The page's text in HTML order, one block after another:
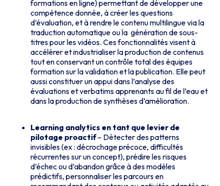
formations en ligne) permettant de développer une
compétence donnée, à créer les questions
d’évaluation, et à rendre le contenu multilingue via la
traduction automatique ou la génération de sous-
titres pour les vidéos. Ces fonctionnalités visent à
accélérer et industrialiser la production de contenus
tout en conservant un contrôle total des équipes
formation sur la validation et la publication. Elle peut
aussi constituer un appui dans l’analyse des
évaluations et verbatims apprenants au fil de l’eau et
dans la production de synthèses d’amélioration.
Learning analytics en tant que levier de
pilotage proactif– Détecter des patterns
invisibles (ex : décrochage précoce, difficultés
récurrentes sur un concept), prédire les risques
d’échec ou d’abandon grâce à des modèles
prédictifs, personnaliser les parcours en